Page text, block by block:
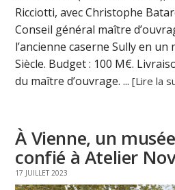
Ricciotti, avec Christophe
Conseil général maître
l’ancienne caserne Sully en un
Siècle. Budget : 100 M€.
du maître d’ouvrage. ...[Lire la
À Vienne, un
confié à Atelier
17 JUILLET 2023